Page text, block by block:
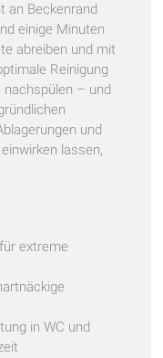
an Beckenrand
einige Minuten
abreiben und mit
Reinigung
– und
und
lassen,
extreme
in WC und